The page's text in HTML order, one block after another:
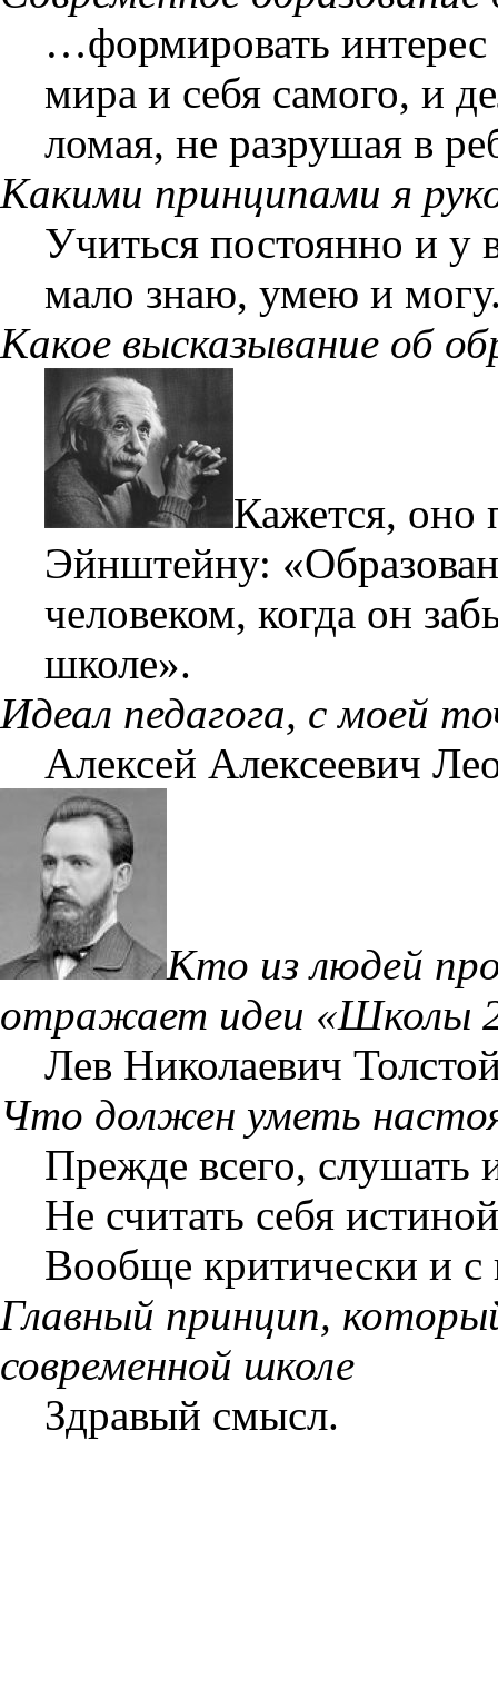
…формировать интерес
мира и себя самого, и
ломая, не разрушая в
Какими принципами я
Учиться постоянно и у
мало знаю, умею и
Какое высказывание об
Кажется, оно
Эйнштейну:
человеком, когда он
школе».
Идеал педагога, с моей
Алексей Алексеевич
Кто из людей
отражает идеи «Школы
Лев Николаевич
Что должен уметь
Прежде всего,
Не считать себя
Вообще критически и с
Главный принцип,
современной школе
Здравый смысл.